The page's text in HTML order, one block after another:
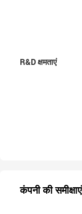
R&D क्षमताएं
कंपनी की